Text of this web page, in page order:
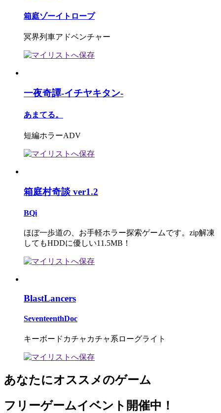
箱庭ゾーイトロープ
冥界列車アドベンチャー
一夜奇譚-イチヤキタン-
あまてる。
短編ホラーADV
箱庭村奇談 ver1.2
BQi
ほぼ一歩道の、お手軽ホラー探索ゲームです。zip解凍
してもHDDに優しい11.5MB！
BlastLancers
SeventeenthDoc
キーボードカチャカチャ系ローグライト
あなたにオススメのゲーム
フリーゲームイベント開催中！